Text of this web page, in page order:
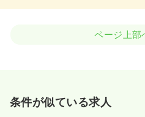
ページ上部
条件が似ている求人